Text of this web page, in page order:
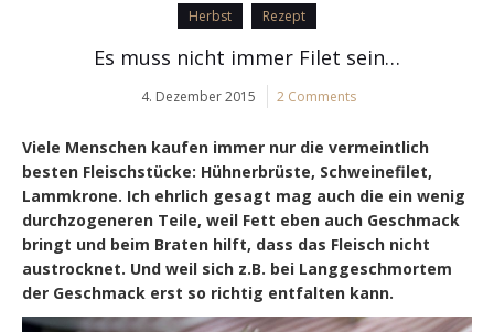
Herbst Rezept
Es muss nicht immer Filet sein…
4. Dezember 2015 2 Comments
Viele Menschen kaufen immer nur die vermeintlich
besten Fleischstücke: Hühnerbrüste, Schweinefilet,
Lammkrone. Ich ehrlich gesagt mag auch die ein wenig
durchzogeneren Teile, weil Fett eben auch Geschmack
bringt und beim Braten hilft, dass das Fleisch nicht
austrocknet. Und weil sich z.B. bei Langgeschmortem
der Geschmack erst so richtig entfalten kann.